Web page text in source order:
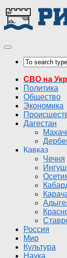
СВО на
Политика
Общество
Экономика
Дагестан
Кавказ
Чечня
Россия
Мир
Культура
Наука